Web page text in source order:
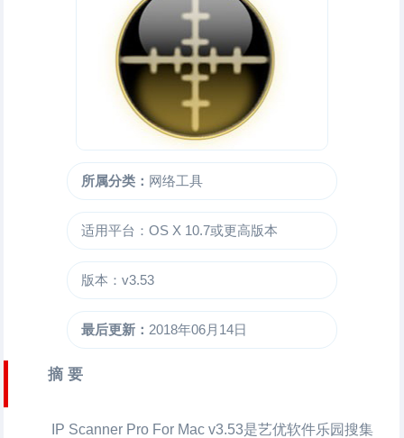
所属分类： 网络工具
适用平台：OS X 10.7或更高版本
版本：v3.53
最后更新： 2018年06月14日
摘 要
IP Scanner Pro For Mac v3.53是艺优软件乐园搜集